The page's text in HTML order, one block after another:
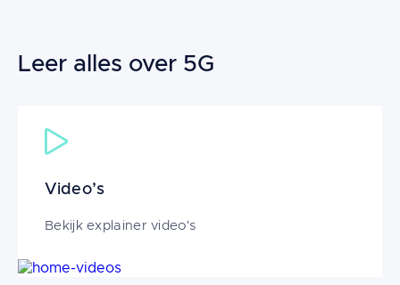
Leer alles over 5G
Video’s
Bekijk explainer video's
Image